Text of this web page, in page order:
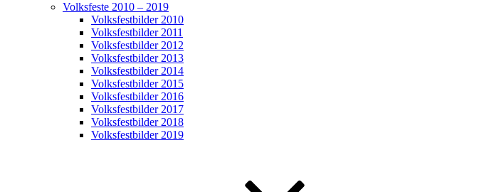
Volksfeste 2010 – 2019
Volksfestbilder 2010
Volksfestbilder 2011
Volksfestbilder 2012
Volksfestbilder 2013
Volksfestbilder 2014
Volksfestbilder 2015
Volksfestbilder 2016
Volksfestbilder 2017
Volksfestbilder 2018
Volksfestbilder 2019